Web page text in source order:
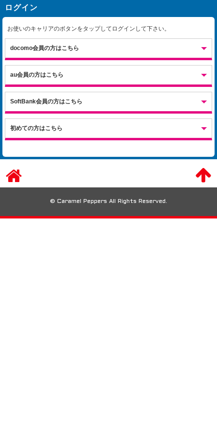
ログイン
お使いのキャリアのボタンをタップしてログインして下さい。
docomo会員の方はこちら
au会員の方はこちら
SoftBank会員の方はこちら
初めての方はこちら
© Caramel Peppers All Rights Reserved.